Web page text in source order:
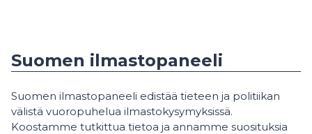
Suomen ilmastopaneeli
Suomen ilmastopaneeli edistää tieteen ja politiikan
välistä vuoropuhelua ilmastokysymyksissä.
Koostamme tutkittua tietoa ja annamme suosituksia